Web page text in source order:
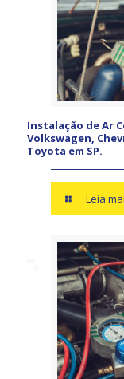
Instalação de Ar
Volkswagen,
Toyota em SP.
Leia